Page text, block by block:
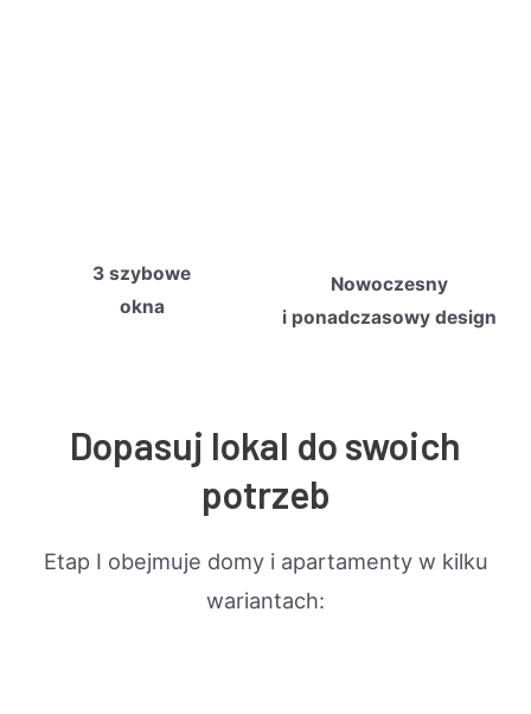
3 szybowe
okna
Nowoczesny
i ponadczasowy design
Dopasuj lokal do swoich
potrzeb
Etap I obejmuje domy i apartamenty w kilku
wariantach: